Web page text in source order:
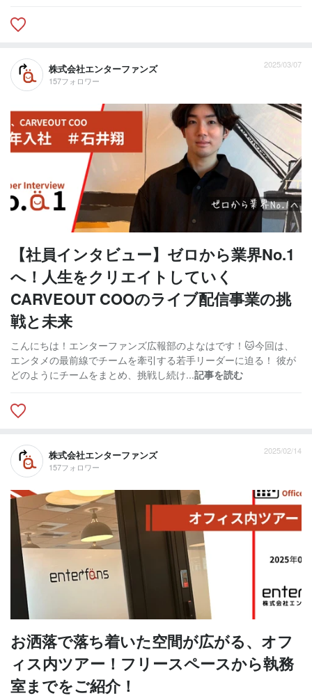
株式会社エンターファンズ
157フォロワー
2025/03/07
【社員インタビュー】ゼロから業界No.1
へ！人生をクリエイトしていく
CARVEOUT COOのライブ配信事業の挑
戦と未来
こんにちは！エンターファンズ広報部のよなはです！🐱今回は、
エンタメの最前線でチームを牽引する若手リーダーに迫る！ 彼が
どのようにチームをまとめ、挑戦し続け...記事を読む
株式会社エンターファンズ
157フォロワー
2025/02/14
お洒落で落ち着いた空間が広がる、オフ
ィス内ツアー！フリースペースから執務
室までをご紹介！